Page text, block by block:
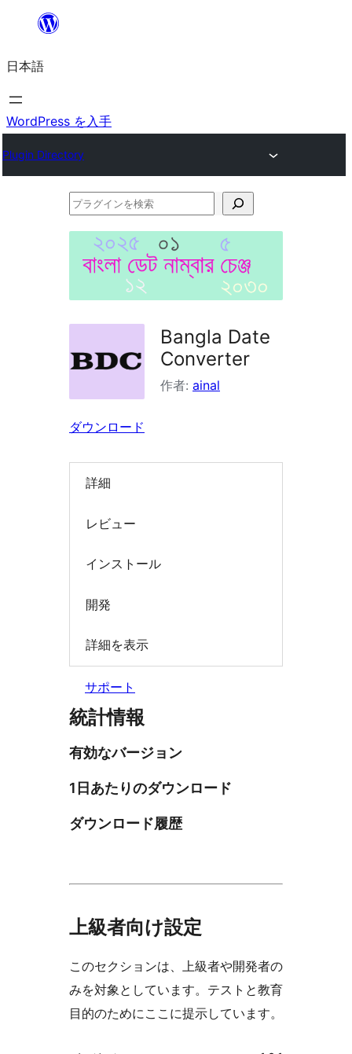
を
ス
キ
プ
日本語
WordPress を入手
Plugin Directory
プ
ン
を
索
Bangla Date
Converter
作者: ainal
ダウンロード
詳細
レビュー
インストール
開発
詳細を表示
サポート
統計情報
有効なバージョン
1日あたりのダウンロード
ダウンロード履歴
上級者向け設定
このセクションは、上級者や開発者の
みを対象としています。テストと教育
目的のためにここに提示しています。